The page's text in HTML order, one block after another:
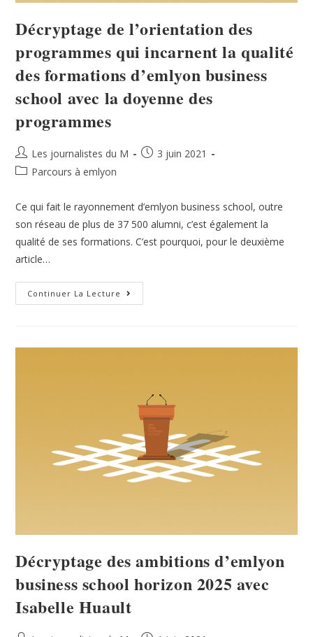
Décryptage de l’orientation des
programmes qui incarnent la qualité
des formations d’emlyon business
school avec la doyenne des
programmes
Les journalistes du M
3 juin 2021
Parcours à emlyon
Ce qui fait le rayonnement d’emlyon business school, outre
son réseau de plus de 37 500 alumni, c’est également la
qualité de ses formations. C’est pourquoi, pour le deuxième
article…
Continuer La Lecture
Décryptage des ambitions d’emlyon
business school horizon 2025 avec
Isabelle Huault